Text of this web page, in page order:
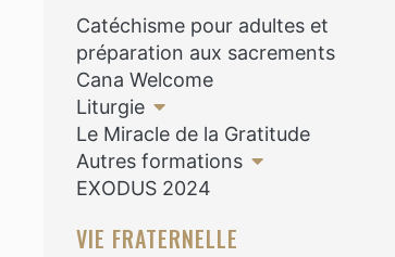
Catéchisme pour adultes et
préparation aux sacrements
Cana Welcome
Liturgie
Le Miracle de la Gratitude
Autres formations
EXODUS 2024
VIE FRATERNELLE